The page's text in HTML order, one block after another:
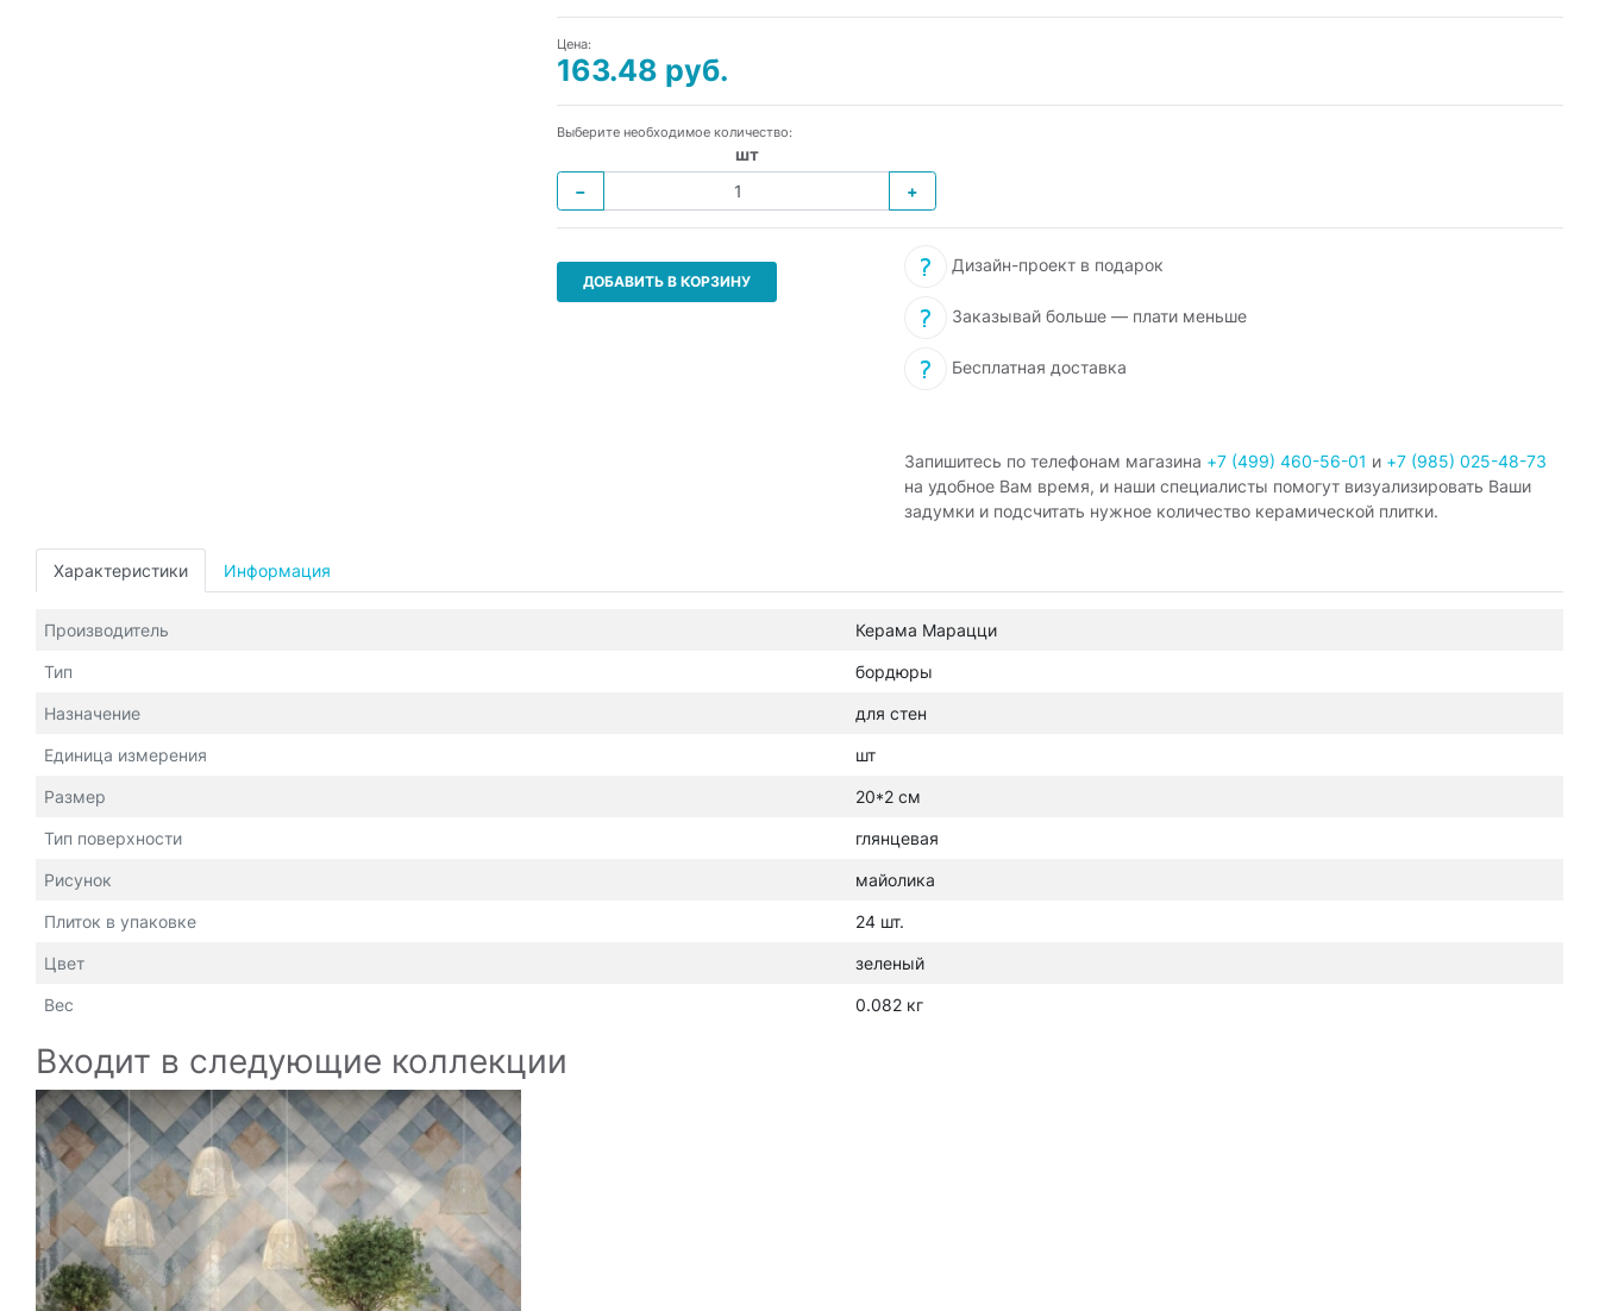
Цена:
163.48 руб.
Выберите необходимое количество:
шт
−
+
ДОБАВИТЬ В КОРЗИНУ
Дизайн-проект в подарок
Заказывай больше — плати меньше
Бесплатная доставка
Запишитесь по телефонам магазина +7 (499) 460-56-01 и +7 (985) 025-48-73
на удобное Вам время, и наши специалисты помогут визуализировать Ваши
задумки и подсчитать нужное количество керамической плитки.
Характеристики Информация
Производитель Керама Марацци
Тип бордюры
Назначение для стен
Единица измерения шт
Размер 20*2 см
Тип поверхности глянцевая
Рисунок майолика
Плиток в упаковке 24 шт.
Цвет зеленый
Вес 0.082 кг
Входит в следующие коллекции